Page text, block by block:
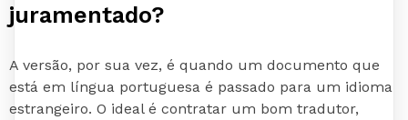
juramentado?
A versão, por sua vez, é quando um documento que
está em língua portuguesa é passado para um idioma
estrangeiro. O ideal é contratar um bom tradutor,